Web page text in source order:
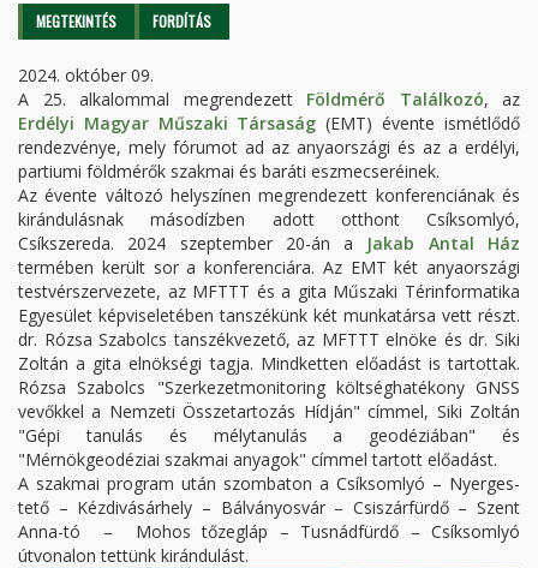
Elsődleges fülek
MEGTEKINTÉS (AKTÍVFORDÍTÁS
2024. október 09.
A 25. alkalommal megrendezett Földmérő Találkozó, az
Erdélyi Magyar Műszaki Társaság (EMT) évente ismétlődő
rendezvénye, mely fórumot ad az anyaországi és az a erdélyi,
partiumi földmérők szakmai és baráti eszmecseréinek.
Az évente változó helyszínen megrendezett konferenciának és
kirándulásnak másodízben adott otthont Csíksomlyó,
Csíkszereda. 2024 szeptember 20-án a Jakab Antal Ház
termében került sor a konferenciára. Az EMT két anyaországi
testvérszervezete, az MFTTT és a gita Műszaki Térinformatika
Egyesület képviseletében tanszékünk két munkatársa vett részt.
dr. Rózsa Szabolcs tanszékvezető, az MFTTT elnöke és dr. Siki
Zoltán a gita elnökségi tagja. Mindketten előadást is tartottak.
Rózsa Szabolcs "Szerkezetmonitoring költséghatékony GNSS
vevőkkel a Nemzeti Összetartozás Hídján" címmel, Siki Zoltán
"Gépi tanulás és mélytanulás a geodéziában" és
"Mérnökgeodéziai szakmai anyagok" címmel tartott előadást.
A szakmai program után szombaton a Csíksomlyó – Nyerges-
tető – Kézdivásárhely – Bálványosvár – Csiszárfürdő – Szent
Anna-tó – Mohos tőzegláp – Tusnádfürdő – Csíksomlyó
útvonalon tettünk kirándulást.